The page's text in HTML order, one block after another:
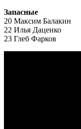
Запасные
20 Максим Балакин
22 Илья Даценко
23 Глеб Фарков